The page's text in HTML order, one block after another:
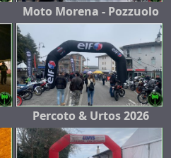
Moto Morena - Pozzuolo
Percoto & Urtos 2026